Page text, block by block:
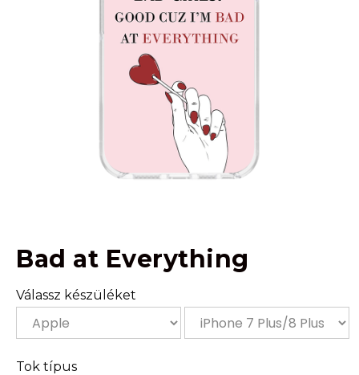
Bad at Everything
Válassz készüléket
Tok típus